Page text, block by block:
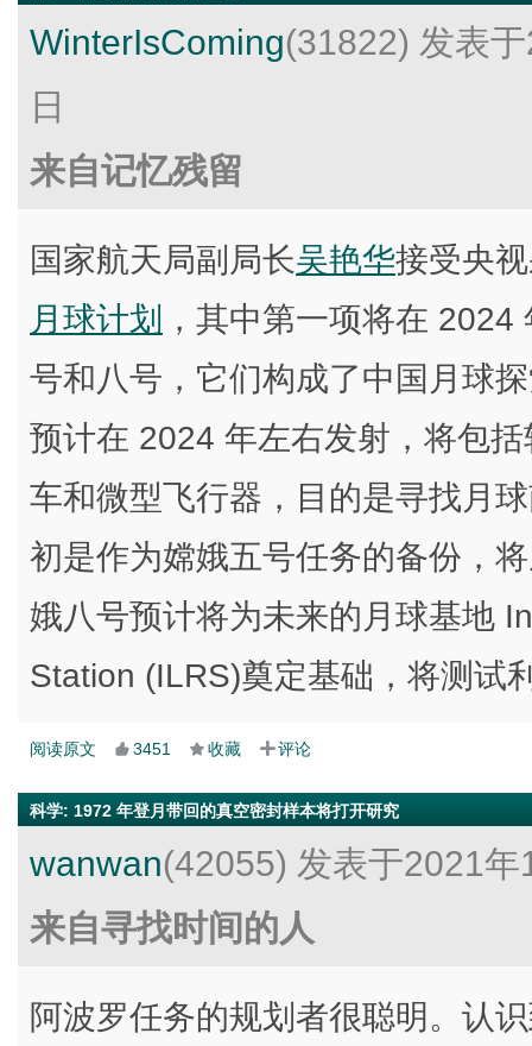
WinterIsComing(31822) 发表
日
来自记忆残留
国家航天局副局长吴艳华接受央
月球计划 ，其中第一项将在
号和八号，它们构成了中国月球
预计在 2024 年左右发射，将包
车和微型飞行器，目的是寻找月
初是作为嫦娥五号任务的备份，
娥八号预计将为未来的月球基地
Station (ILRS)奠定基础，将测试
阅读原文 3451 收藏 评论
科学: 1972 年登月带回的真空密封样本将打开研究
wanwan(42055) 发表于2021
来自寻找时间的人
阿波罗任务的规划者很聪明。认